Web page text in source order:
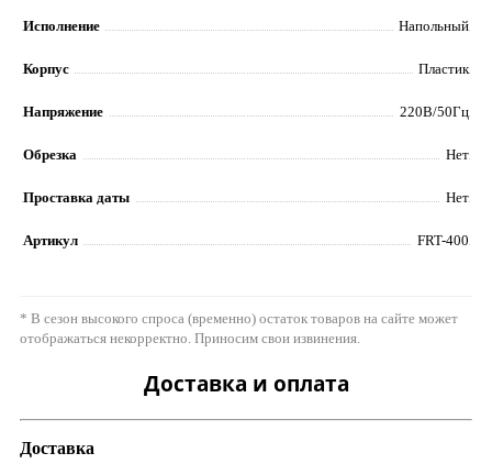
Исполнение Напольный
Корпус Пластик
Напряжение 220В/50Гц
Обрезка Нет
Проставка даты Нет
Артикул FRT-400
* В сезон высокого спроса (временно) остаток товаров на сайте может
отображаться некорректно. Приносим свои извинения.
Доставка и оплата
Доставка